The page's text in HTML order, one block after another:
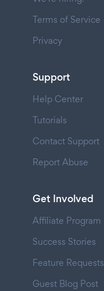
Terms of Service
Privacy
Support
Help Center
Tutorials
Contact Support
Report Abuse
Get Involved
Affiliate Program
Success Stories
Feature Requests
Guest Blog Post